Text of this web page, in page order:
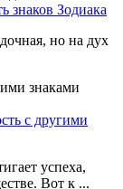
Зодиака
но на дух
с другими
успеха,
Вот к ...